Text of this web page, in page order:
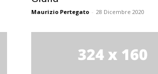
Maurizio Pertegato - 28 Dicembre 2020